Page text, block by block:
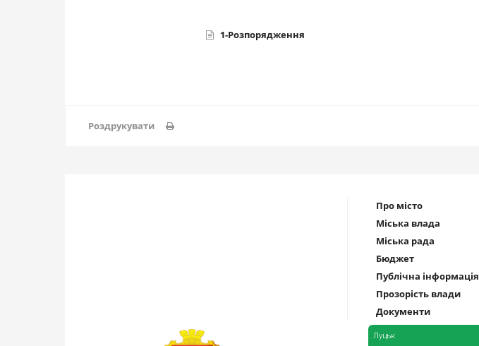
1-Розпорядження
Роздрукувати
Про місто
Міська влада
Міська рада
Бюджет
Публічна інформація
Прозорість влади
Документи